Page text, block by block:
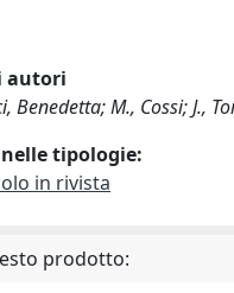
autori
Benedetta; M., Cossi; J.,
tipologie:
in rivista
prodotto: